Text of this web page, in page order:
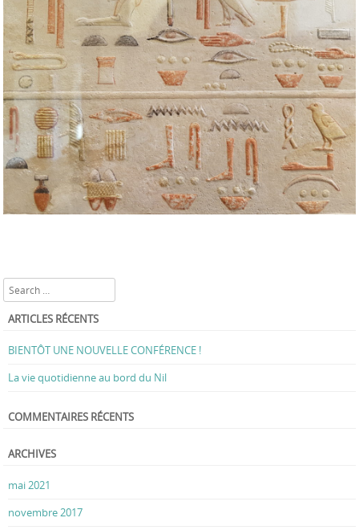
Search
ARTICLES RÉCENTS
BIENTÔT UNE NOUVELLE CONFÉRENCE !
La vie quotidienne au bord du Nil
COMMENTAIRES RÉCENTS
ARCHIVES
mai 2021
novembre 2017